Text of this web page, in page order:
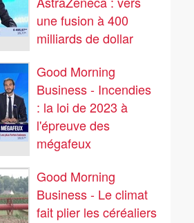
une fusion à 400
milliards de dollar
Good Morning
Business - Incendies
: la loi de 2023 à
l'épreuve des
mégafeux
Good Morning
Business - Le climat
fait plier les céréaliers